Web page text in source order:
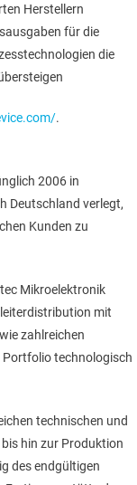
Herstellern
für die
die
.
2006 in
Deutschland verlegt,
Kunden zu
Mikroelektronik
mit
zahlreichen
technologisch
technischen und
hin zur Produktion
des endgültigen